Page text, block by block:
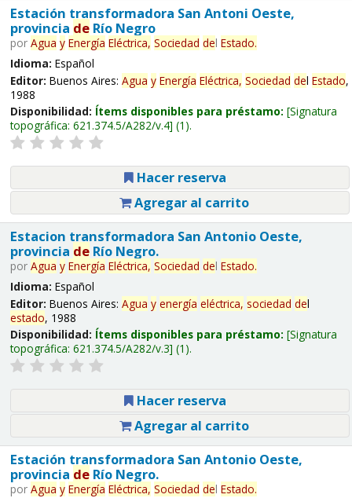
Estación transformadora San Antoni Oeste,
provincia deRío Negro
por Agua y Energía Eléctrica, Sociedad del Estado.
Idioma: Español
Editor: Buenos Aires: Agua y Energía Eléctrica, Sociedad del Estado,
1988
Disponibilidad: Ítems disponibles para préstamo: Signatura
topográfica: 621.374.5/A282/v.4 (1).
Hacer reserva
Agregar al carrito
Estacion transformadora San Antonio Oeste,
provincia deRío Negro.
por Agua y Energía Eléctrica, Sociedad del Estado.
Idioma: Español
Editor: Buenos Aires: Agua y energía eléctrica, sociedad del
estado, 1988
Disponibilidad: Ítems disponibles para préstamo: Signatura
topográfica: 621.374.5/A282/v.3 (1).
Hacer reserva
Agregar al carrito
Estación transformadora San Antonio Oeste,
provincia deRío Negro.
por Agua y Energía Eléctrica, Sociedad del Estado.